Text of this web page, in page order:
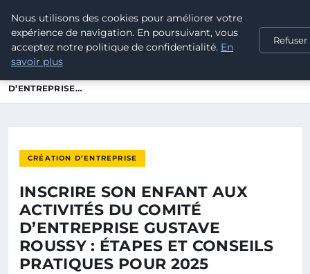
POUVOIR OUVRIER
ACCUEIL
CRÉATION D’ENTREPRISE
D’ENTREPRISE…
CRÉATION D’ENTREPRISE
INSCRIRE SON ENFANT AUX
ACTIVITÉS DU COMITÉ
D’ENTREPRISE GUSTAVE
ROUSSY : ÉTAPES ET CONSEILS
PRATIQUES POUR 2025
Nous utilisons des cookies pour améliorer votre
expérience de navigation. En poursuivant, vous
acceptez notre politique de confidentialité. En
savoir plus
Refuser